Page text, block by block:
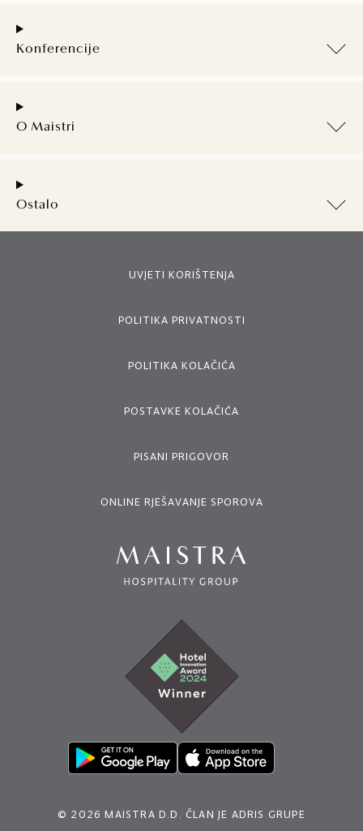
Konferencije
O Maistri
Ostalo
UVJETI KORIŠTENJA
POLITIKA PRIVATNOSTI
POLITIKA KOLAČIĆA
POSTAVKE KOLAČIĆA
PISANI PRIGOVOR
ONLINE RJEŠAVANJE SPOROVA
© 2026 MAISTRA D.D. ČLAN JE ADRIS GRUPE